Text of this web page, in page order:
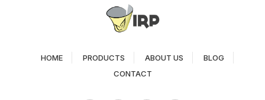
HOME PRODUCTS ABOUT US
BLOG
CONTACT